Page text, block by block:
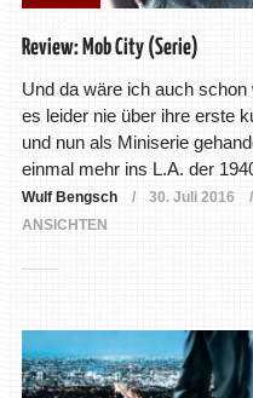
Review: Mob City (Serie)
Und da wäre ich auch
es leider nie über ihre erste
und nun als Miniserie
einmal mehr ins L.A. der
Wulf Bengsch 30. Juli 2016
ANSICHTEN